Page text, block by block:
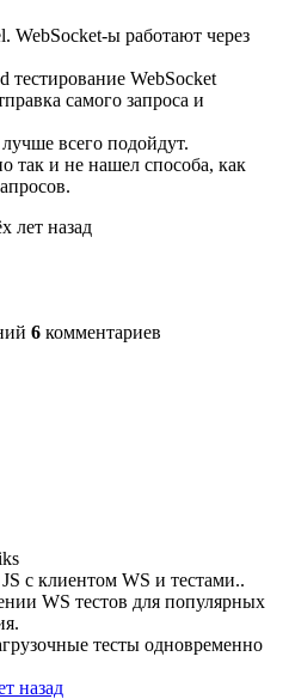
WebSocket-ы работают через
тестирование WebSocket
самого запроса и
всего подойдут.
так и не нашел способа, как
лет назад
6 комментариев
с клиентом WS и тестами..
WS тестов для популярных
тесты одновременно
назад